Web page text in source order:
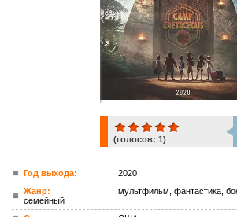
(голосов: 1)
Год выхода:
2020
Жанр:
мультфильм, фантастика,
семейный